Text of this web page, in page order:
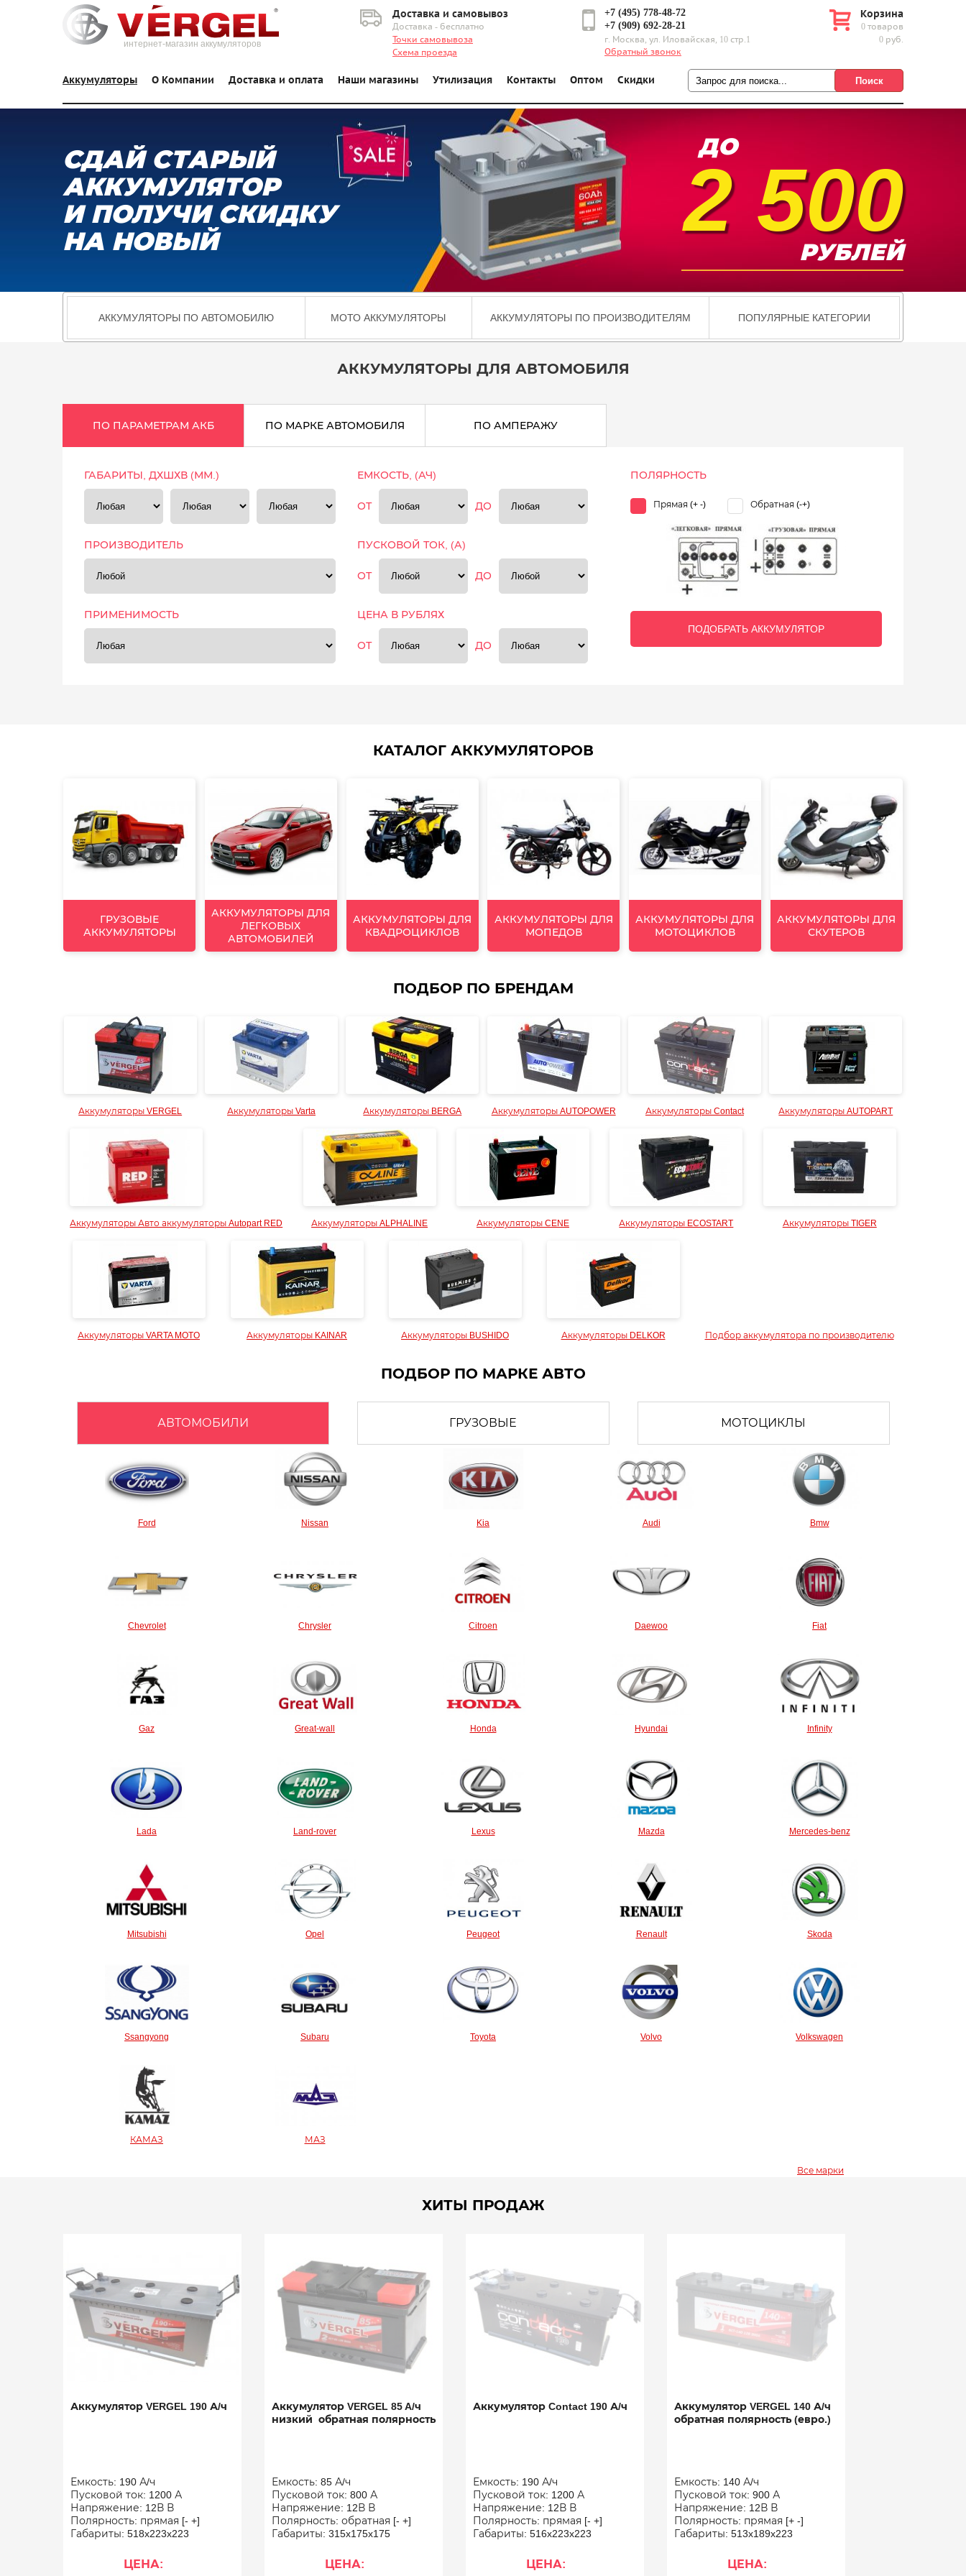
интернет-магазин аккумуляторов
Доставка и самовывоз
Доставка - бесплатно
Точки самовывоза
Схема проезда
+7 (495) 778-48-72
+7 (909) 692-28-21
г. Москва, ул. Иловайская, 10 стр.1
Обратный звонок
Корзина
0 товаров
0 руб.
Аккумуляторы О Компании Доставка и оплата Наши магазины Утилизация Контакты Оптом Скидки
СДАЙ СТАРЫЙ
АККУМУЛЯТОР
И ПОЛУЧИ СКИДКУ
НА НОВЫЙ
2 500
АККУМУЛЯТОРЫ ПО АВТОМОБИЛЮ МОТО АККУМУЛЯТОРЫ АККУМУЛЯТОРЫ ПО ПРОИЗВОДИТЕЛЯМ ПОПУЛЯРНЫЕ КАТЕГОРИИ
АККУМУЛЯТОРЫ ДЛЯ АВТОМОБИЛЯ
ПО ПАРАМЕТРАМ АКБ ПО МАРКЕ АВТОМОБИЛЯ ПО АМПЕРАЖУ
ГАБАРИТЫ, ДХШХВ (ММ.)
ПРОИЗВОДИТЕЛЬ
ПРИМЕНИМОСТЬ
ЕМКОСТЬ, (АЧ)
ОТ ДО
ПУСКОВОЙ ТОК, (А)
ОТ ДО
ЦЕНА В РУБЛЯХ
ОТ ДО
ПОЛЯРНОСТЬ
Прямая (+ -) Обратная (-+)
ПОДОБРАТЬ АККУМУЛЯТОР
КАТАЛОГ АККУМУЛЯТОРОВ
ГРУЗОВЫЕ
АККУМУЛЯТОРЫ
АККУМУЛЯТОРЫ ДЛЯ
ЛЕГКОВЫХ
АВТОМОБИЛЕЙ
АККУМУЛЯТОРЫ ДЛЯ
КВАДРОЦИКЛОВ
АККУМУЛЯТОРЫ ДЛЯ
МОПЕДОВ
АККУМУЛЯТОРЫ ДЛЯ
МОТОЦИКЛОВ
АККУМУЛЯТОРЫ ДЛЯ
СКУТЕРОВ
ПОДБОР ПО БРЕНДАМ
Аккумуляторы VERGEL Аккумуляторы Varta Аккумуляторы BERGA Аккумуляторы AUTOPOWER Аккумуляторы Contact Аккумуляторы AUTOPART
Аккумуляторы Авто аккумуляторы Autopart RED Аккумуляторы ALPHALINE Аккумуляторы CENE Аккумуляторы ECOSTART Аккумуляторы TIGER
Аккумуляторы VARTA MOTO Аккумуляторы KAINAR Аккумуляторы BUSHIDO Аккумуляторы DELKOR Подбор аккумулятора по производителю
ПОДБОР ПО МАРКЕ АВТО
АВТОМОБИЛИ ГРУЗОВЫЕ МОТОЦИКЛЫ
Ford Nissan Kia Audi Bmw
Chevrolet Chrysler Citroen Daewoo Fiat
Gaz Great-wall Honda Hyundai Infinity
Lada Land-rover Lexus Mazda Mercedes-benz
Mitsubishi Opel Peugeot Renault Skoda
Ssangyong Subaru Toyota Volvo Volkswagen
КАМАЗ МАЗ
Все марки
ХИТЫ ПРОДАЖ
Аккумулятор VERGEL 190 А/ч
Емкость: 190 А/ч
Пусковой ток: 1200 А
Напряжение: 12В В
Полярность: прямая [- +]
Габариты: 518x223x223
ЦЕНА:
Аккумулятор VERGEL 85 A/ч
низкий обратная полярность
Емкость: 85 А/ч
Пусковой ток: 800 А
Напряжение: 12В В
Полярность: обратная [- +]
Габариты: 315x175x175
ЦЕНА:
Аккумулятор Contact 190 А/ч
Емкость: 190 А/ч
Пусковой ток: 1200 А
Напряжение: 12В В
Полярность: прямая [- +]
Габариты: 516x223x223
ЦЕНА:
Аккумулятор VERGEL 140 А/ч
обратная полярность (евро.)
Емкость: 140 А/ч
Пусковой ток: 900 А
Напряжение: 12В В
Полярность: прямая [+ -]
Габариты: 513x189x223
ЦЕНА: